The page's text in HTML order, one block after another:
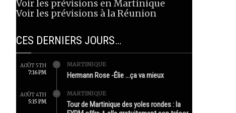
Voir les prévisions en Martinique
Voir les prévisions à la Réunion
CES DERNIERS JOURS…
AOÛT 5TH
7:16 PM
MARTINIQUE
Hermann Rose -Élie …ça va mieux
AOÛT 4TH
5:15 PM
MARTINIQUE
Tour de Martinique des yoles rondes : la